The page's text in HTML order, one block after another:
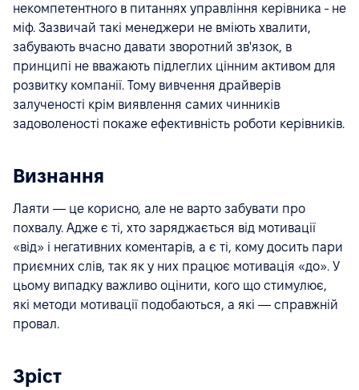
некомпетентного в питаннях управління керівника - не
міф. Зазвичай такі менеджери не вміють хвалити,
забувають вчасно давати зворотний зв'язок, в
принципі не вважають підлеглих цінним активом для
розвитку компанії. Тому вивчення драйверів
залученості крім виявлення самих чинників
задоволеності покаже ефективність роботи керівників.
Визнання
Лаяти — це корисно, але не варто забувати про
похвалу. Адже є ті, хто заряджається від мотивації
«від» і негативних коментарів, а є ті, кому досить пари
приємних слів, так як у них працює мотивація «до». У
цьому випадку важливо оцінити, кого що стимулює,
які методи мотивації подобаються, а які — справжній
провал.
Зріст